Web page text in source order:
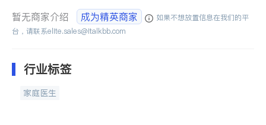
暂无商家介绍 成为精英商家
如果不想放置信息在我们的平
台，请联系elite.sales@italkbb.com
行业标签
家庭医生